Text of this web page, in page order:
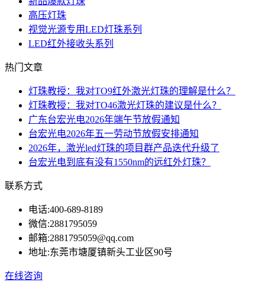
高压灯珠
视觉光源专用LED灯珠系列
LED红外接收头系列
热门文章
灯珠教授：我对TO9红外激光灯珠的理解是什么？
灯珠教授：我对TO46激光灯珠的建议是什么？
广东台宏光电2026年端午节放假通知
台宏光电2026年五一劳动节放假安排通知
2026年，激光led灯珠的项目群产品迭代升级了
台宏光电到底有没有1550nm的远红外灯珠？
联系方式
电话:400-689-8189
微信:2881795059
邮箱:2881795059@qq.com
地址:东莞市塘厦镇新头工业区90号
在线咨询